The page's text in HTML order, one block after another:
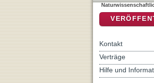
Kontakt
Verträge
Hilfe und